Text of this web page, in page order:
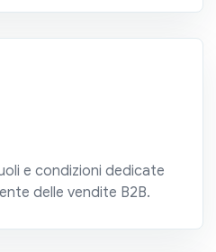
e condizioni dedicate
delle vendite B2B.